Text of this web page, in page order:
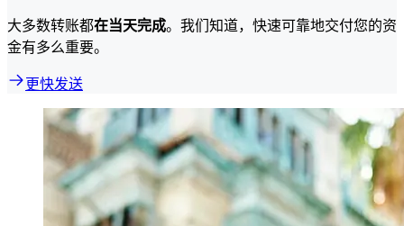
大多数转账都在当天完成。我们知道，快速可靠地交付您的资
金有多么重要。
更快发送